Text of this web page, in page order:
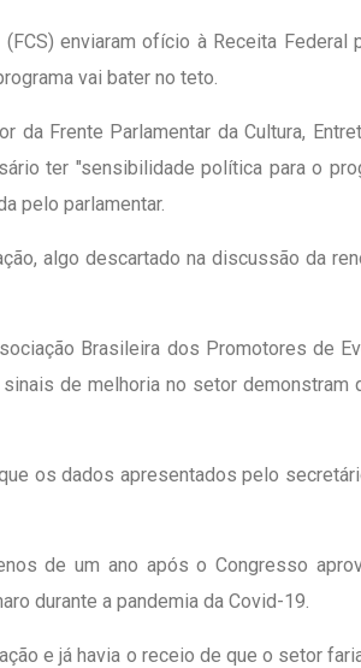
enviaram ofício à Receita Federal
vai bater no teto.
da Frente Parlamentar da Cultura,
ter "sensibilidade política para o
pelo parlamentar.
algo descartado na discussão da
Brasileira dos Promotores de
de melhoria no setor demonstram
os dados apresentados pelo
de um ano após o Congresso
durante a pandemia da Covid-19.
e já havia o receio de que o setor